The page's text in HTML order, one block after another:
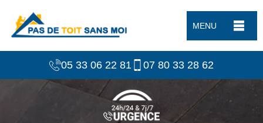
MENU
05 33 06 22 81 07 80 33 28 62